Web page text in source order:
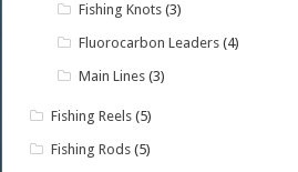
Fishing Knots (3)
Fluorocarbon Leaders (4)
Main Lines (3)
Fishing Reels (5)
Fishing Rods (5)